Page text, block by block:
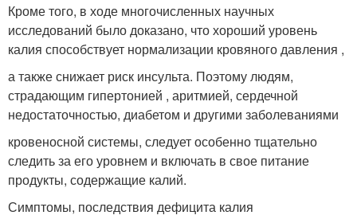
Кроме того, в ходе многочисленных научных
исследований было доказано, что хороший уровень
калия способствует нормализации кровяного давления ,
а также снижает риск инсульта. Поэтому людям,
страдающим гипертонией , аритмией, сердечной
недостаточностью, диабетом и другими заболеваниями
кровеносной системы, следует особенно тщательно
следить за его уровнем и включать в свое питание
продукты, содержащие калий.
Симптомы, последствия дефицита калия